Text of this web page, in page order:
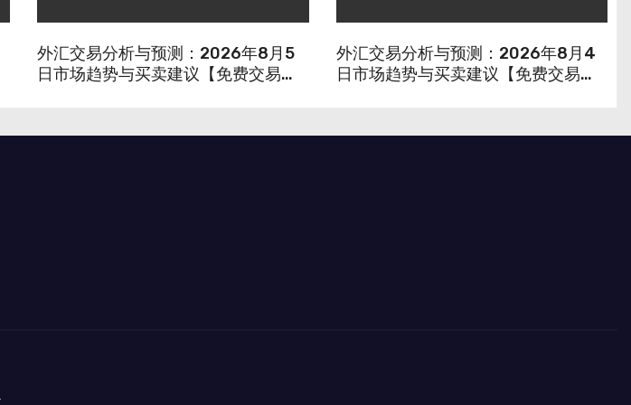
外汇交易分析与预测：2026年8月5
日市场趋势与买卖建议【免费交易信
外汇交易分析与预测：2026年8月4
日市场趋势与买卖建议【免费交易信